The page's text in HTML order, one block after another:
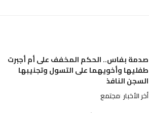
صدمة بفاس.. الحكم المخفف على أم أجبرت
طفليها وأخويهما على التسول وتجنيبها
السجن النافذ
أخر الأخبار مجتمع